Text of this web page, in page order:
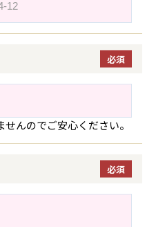
んのでご安心ください。